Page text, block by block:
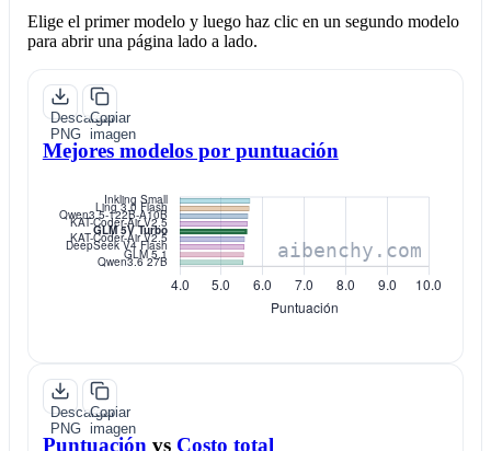
Elige el primer modelo y luego haz clic en un segundo modelo
para abrir una página lado a lado.
Descargar
PNG
Copiar
imagen
Mejores modelos por puntuación
Descargar
PNG
Copiar
imagen
Puntuación vs Costo total